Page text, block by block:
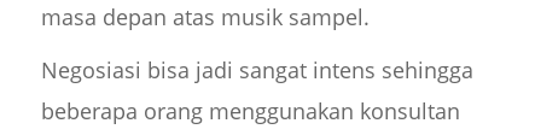
masa depan atas musik sampel.
Negosiasi bisa jadi sangat intens sehingga
beberapa orang menggunakan konsultan